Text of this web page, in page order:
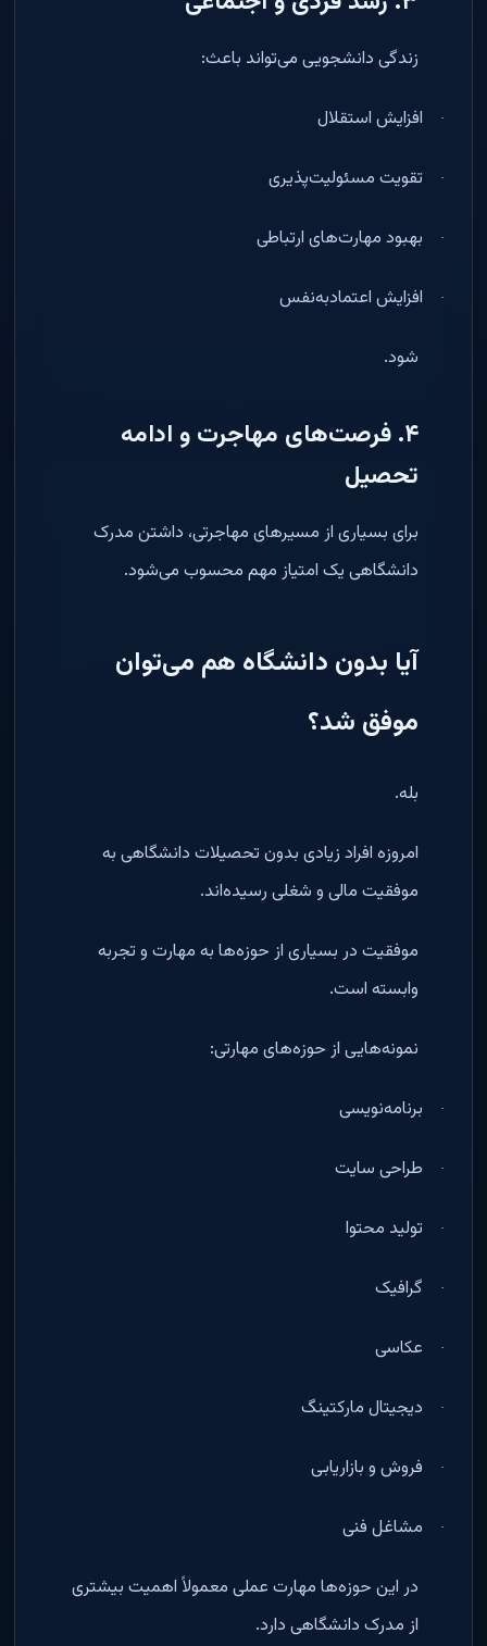
زندگی دانشجویی می‌تواند باعث:
· افزایش استقلال
· تقویت مسئولیت‌پذیری
· بهبود مهارت‌های ارتباطی
· افزایش اعتمادبه‌نفس
شود.
۴.فرصت‌های مهاجرت و ادامه
تحصیل
برای بسیاری از مسیرهای مهاجرتی، داشتن مدرک
دانشگاهی یک امتیاز مهم محسوب می‌شود.
آیا بدون دانشگاه هم می‌توان
موفق شد؟
بله.
امروزه افراد زیادی بدون تحصیلات دانشگاهی به
موفقیت مالی و شغلی رسیده‌اند.
موفقیت در بسیاری از حوزه‌ها به مهارت و تجربه
وابسته است.
نمونه‌هایی از حوزه‌های مهارتی:
· برنامه‌نویسی
· طراحی سایت
· تولید محتوا
· گرافیک
· عکاسی
· دیجیتال مارکتینگ
· فروش و بازاریابی
· مشاغل فنی
در این حوزه‌ها مهارت عملی معمولاً اهمیت بیشتری
از مدرک دانشگاهی دارد.